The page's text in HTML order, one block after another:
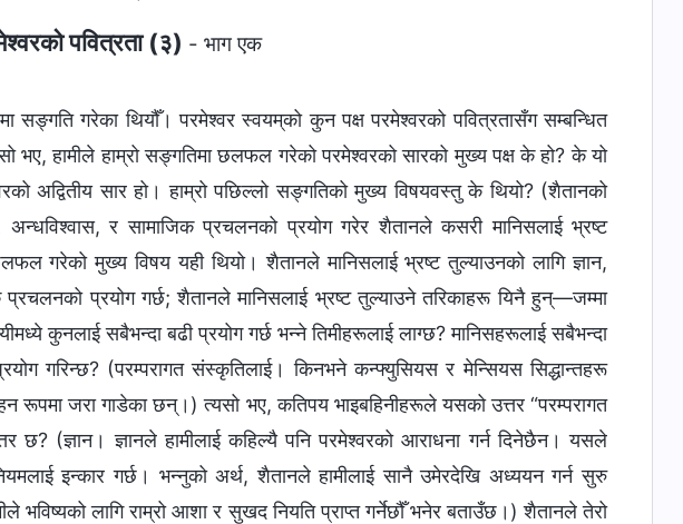
पवित्रता (३) - भाग एक
सङ्गति गरेका थियौँ। परमेश्‍वर स्वयम्‌को कुन पक्ष परमेश्‍वरको पवित्रतासँग सम्‍बन्धित
हामीले हाम्रो सङ्गतिमा छलफल गरेको परमेश्‍वरको सारको मुख्य पक्ष के हो? के यो
अद्वितीय सार हो। हाम्रो पछिल्लो सङ्गतिको मुख्य विषयवस्तु के थियो? (शैतानको
अन्धविश्‍वास, र सामाजिक प्रचलनको प्रयोग गरेर शैतानले कसरी मानिसलाई भ्रष्ट
गरेको मुख्य विषय यही थियो। शैतानले मानिसलाई भ्रष्ट तुल्याउनको लागि ज्ञान,
प्रचलनको प्रयोग गर्छ; शैतानले मानिसलाई भ्रष्ट तुल्याउने तरिकाहरू यिनै हुन्—जम्‍मा
कुनलाई सबैभन्दा बढी प्रयोग गर्छ भन्‍ने तिमीहरूलाई लाग्छ? मानिसहरूलाई सबैभन्दा
गरिन्छ? (परम्‍परागत संस्कृतिलाई। किनभने कन्फ्युसियस र मेन्सियस सिद्धान्तहरू
रूपमा जरा गाडेका छन्।) त्यसो भए, कतिपय भाइबहिनीहरूले यसको उत्तर “परम्‍परागत
(ज्ञान। ज्ञानले हामीलाई कहिल्यै पनि परमेश्‍वरको आराधना गर्न दिनेछैन। यसले
इन्कार गर्छ। भन्‍नुको अर्थ, शैतानले हामीलाई सानै उमेरदेखि अध्ययन गर्न सुरु
भविष्यको लागि राम्रो आशा र सुखद नियति प्राप्त गर्नेछौँ भनेर बताउँछ।) शैतानले तेरो